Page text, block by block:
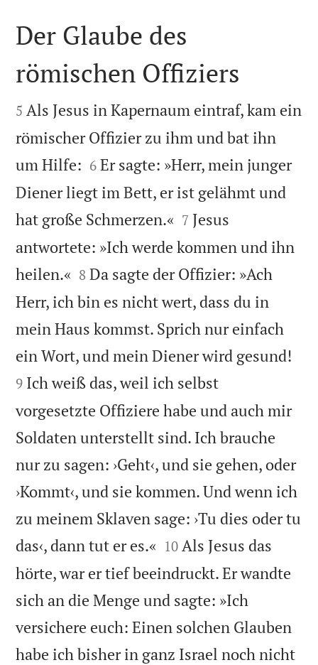

Der Glaube des
römischen Offiziers

5 Als Jesus in Kapernaum eintraf, kam ein
römischer Offizier zu ihm und bat ihn
um Hilfe: 

6 Er sagte: »Herr, mein junger
Diener liegt im Bett, er ist gelähmt und
hat große Schmerzen.« 

7 Jesus
antwortete: »Ich werde kommen und ihn
heilen.« 

8 Da sagte der Offizier: »Ach
Herr, ich bin es nicht wert, dass du in
mein Haus kommst. Sprich nur einfach
ein Wort, und mein Diener wird gesund!
9 Ich weiß das, weil ich selbst
vorgesetzte Offiziere habe und auch mir
Soldaten unterstellt sind. Ich brauche
nur zu sagen: ›Geht‹, und sie gehen, oder
›Kommt‹, und sie kommen. Und wenn ich
zu meinem Sklaven sage: ›Tu dies oder tu
das‹, dann tut er es.« 

10 Als Jesus das
hörte, war er tief beeindruckt. Er wandte
sich an die Menge und sagte: »Ich
versichere euch: Einen solchen Glauben
habe ich bisher in ganz Israel noch nicht